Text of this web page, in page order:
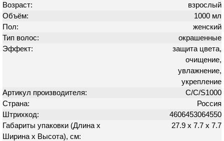
Возраст:
взрослый
Объём:
1000 мл
Пол:
женский
Тип волос:
окрашенные
Эффект:
защита цвета,
очищение,
увлажнение,
укрепление
Артикул производителя:
C/C/S1000
Страна:
Россия
Штрихкод:
4606453064550
Габариты упаковки (Длина х
Ширина х Высота), см:
27.9 х 7.7 х 7.7